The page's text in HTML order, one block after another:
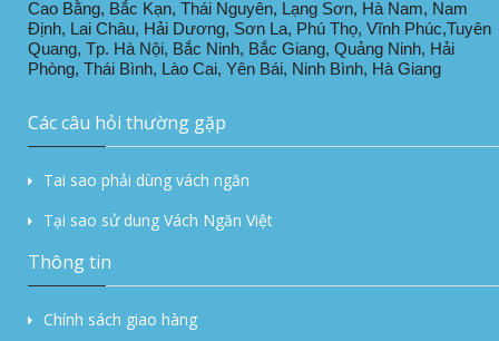
Cao Bằng, Bắc Kạn, Thái Nguyên, Lạng Sơn, Hà Nam, Nam
Định, Lai Châu, Hải Dương, Sơn La, Phú Thọ, Vĩnh Phúc,Tuyên
Quang, Tp. Hà Nội, Bắc Ninh, Bắc Giang, Quảng Ninh, Hải
Phòng, Thái Bình, Lào Cai, Yên Bái, Ninh Bình, Hà Giang
Các câu hỏi thường gặp
Tai sao phải dùng vách ngăn
Tại sao sử dung Vách Ngăn Việt
Thông tin
Chính sách giao hàng